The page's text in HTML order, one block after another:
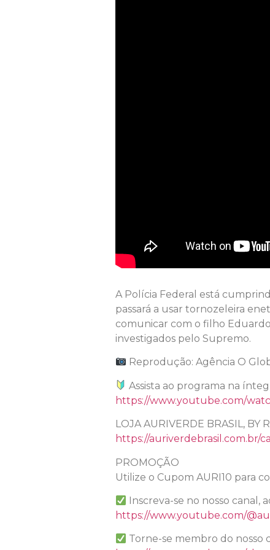
A Polícia Federal está
passará a usar tornozeleira
comunicar com o filho
investigados pelo Supremo.
Reprodução: Agência O
Assista ao programa na
https://www.youtube.com/
LOJA AURIVERDE BRASIL, BY
https://auriverdebrasil.com.br/
PROMOÇÃO
Utilize o Cupom AURI10 para
Inscreva-se no nosso canal,
https://www.youtube.com/
Torne-se membro do nosso